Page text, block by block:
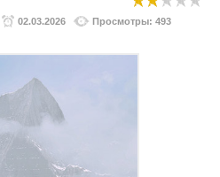
02.03.2026
Просмотры: 493